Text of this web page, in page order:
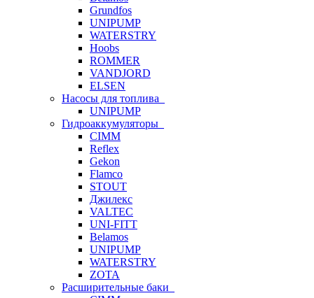
Grundfos
UNIPUMP
WATERSTRY
Hoobs
ROMMER
VANDJORD
ELSEN
Насосы для топлива
UNIPUMP
Гидроаккумуляторы
CIMM
Reflex
Gekon
Flamco
STOUT
Джилекс
VALTEC
UNI-FITT
Belamos
UNIPUMP
WATERSTRY
ZOTA
Расширительные баки